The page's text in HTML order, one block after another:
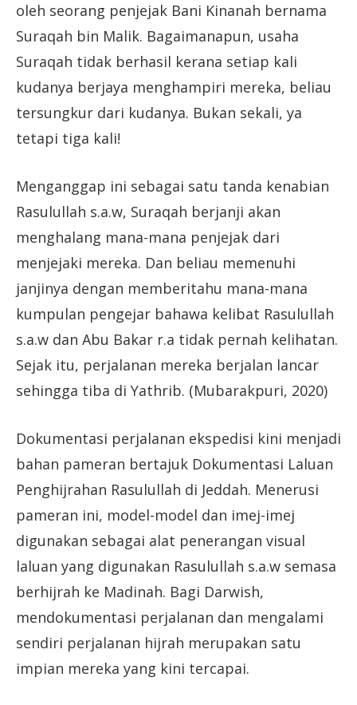
oleh seorang penjejak Bani Kinanah bernama
Suraqah bin Malik. Bagaimanapun, usaha
Suraqah tidak berhasil kerana setiap kali
kudanya berjaya menghampiri mereka, beliau
tersungkur dari kudanya. Bukan sekali, ya
tetapi tiga kali!
Menganggap ini sebagai satu tanda kenabian
Rasulullah s.a.w, Suraqah berjanji akan
menghalang mana-mana penjejak dari
menjejaki mereka. Dan beliau memenuhi
janjinya dengan memberitahu mana-mana
kumpulan pengejar bahawa kelibat Rasulullah
s.a.w dan Abu Bakar r.a tidak pernah kelihatan.
Sejak itu, perjalanan mereka berjalan lancar
sehingga tiba di Yathrib. (Mubarakpuri, 2020)
Dokumentasi perjalanan ekspedisi kini menjadi
bahan pameran bertajuk Dokumentasi Laluan
Penghijrahan Rasulullah di Jeddah. Menerusi
pameran ini, model-model dan imej-imej
digunakan sebagai alat penerangan visual
laluan yang digunakan Rasulullah s.a.w semasa
berhijrah ke Madinah. Bagi Darwish,
mendokumentasi perjalanan dan mengalami
sendiri perjalanan hijrah merupakan satu
impian mereka yang kini tercapai.